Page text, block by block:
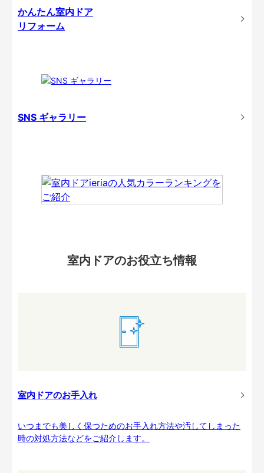
かんたん室内ドア
リフォーム
SNS ギャラリー
室内ドアのお役立ち情報
室内ドアのお手入れ
いつまでも美しく保つためのお手入れ方法や汚してしまった
時の対処方法などをご紹介します。